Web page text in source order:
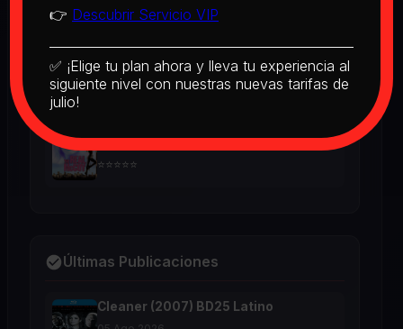
[PEDIDO] Boogie Nights (1997) BD25
⭐⭐⭐⭐⭐
2026
⭐⭐⭐⭐⭐
Últimas Publicaciones
Cleaner (2007) BD25 Latino
👉 Descubrir Servicio VIP
✅ ¡Elige tu plan ahora y lleva tu experiencia al
siguiente nivel con nuestras nuevas tarifas de
julio!